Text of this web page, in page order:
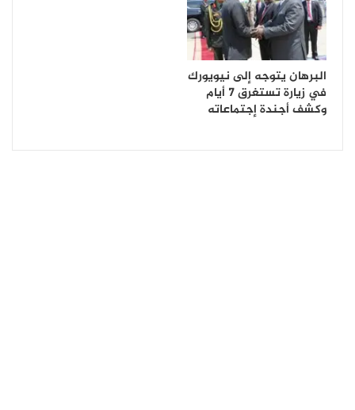
البرهان يتوجه إلى نيويورك
في زيارة تستغرق 7 أيام
وكشف أجندة إجتماعاته